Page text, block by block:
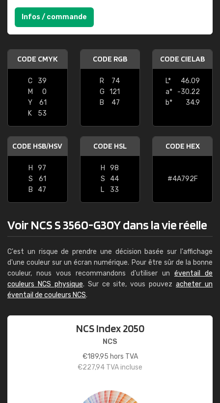
Infos / commande
CODE CMYK
C
39
M
0
Y
61
K
53
CODE RGB
R
74
G
121
B
47
CODE CIELAB
L*
46.09
a*
-30.22
b*
34.9
CODE HSB/HSV
H
97
S
61
B
47
CODE HSL
H
98
S
44
L
33
CODE HEX
#4A792F
Voir NCS S 3560-G30Y dans la vie réelle
C'est un risque de prendre une décision basée sur l'affichage
d'une couleur sur un écran numérique. Pour être sûr de la bonne
couleur, nous vous recommandons d'utiliser un éventail de
couleurs NCS physique. Sur ce site, vous pouvezacheter un
éventail de couleurs NCS.
NCS Index 2050
NCS
€189,95 hors TVA
€227,94 TVA incluse